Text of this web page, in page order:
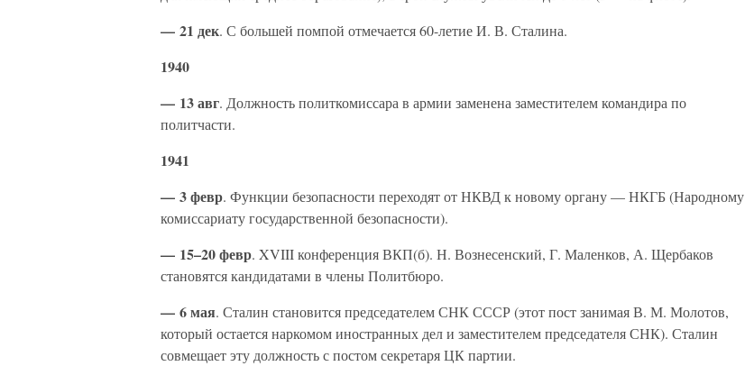
— 21 дек. С большей помпой отмечается 60-летие И. В. Сталина.
1940
— 13 авг. Должность политкомиссара в армии заменена заместителем командира по
политчасти.
1941
— 3 февр. Функции безопасности переходят от НКВД к новому органу — НКГБ (Народному
комиссариату государственной безопасности).
— 15–20 февр. XVIII конференция ВКП(б). Н. Вознесенский, Г. Маленков, А. Щербаков
становятся кандидатами в члены Политбюро.
— 6 мая. Сталин становится председателем СНК СССР (этот пост занимая В. М. Молотов,
который остается наркомом иностранных дел и заместителем председателя СНК). Сталин
совмещает эту должность с постом секретаря ЦК партии.